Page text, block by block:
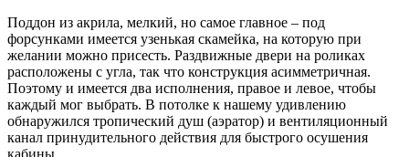
Поддон из акрила, мелкий, но самое главное – под
форсунками имеется узенькая скамейка, на которую при
желании можно присесть. Раздвижные двери на роликах
расположены с угла, так что конструкция асимметричная.
Поэтому и имеется два исполнения, правое и левое, чтобы
каждый мог выбрать. В потолке к нашему удивлению
обнаружился тропический душ (аэратор) и вентиляционный
канал принудительного действия для быстрого осушения
кабины.